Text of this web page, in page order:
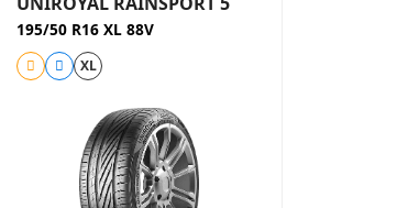
195/50 R16 XL 88V
XL